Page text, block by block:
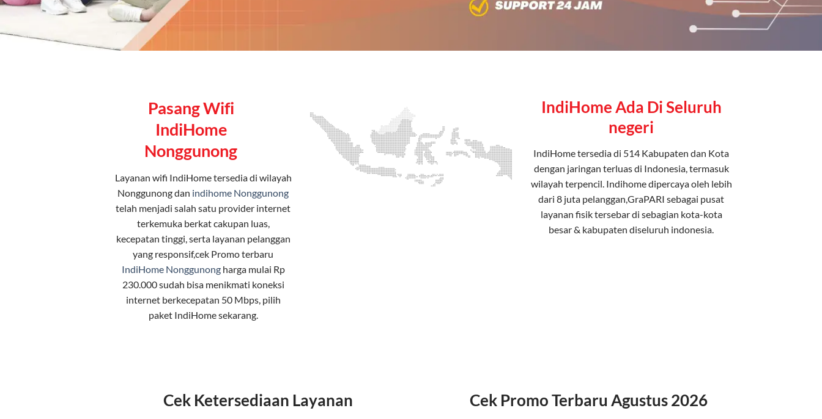
Pasang Wifi
IndiHome
Nonggunong
Layanan wifi IndiHometersedia di wilayah
Nonggunong dan indihome Nonggunong
telah menjadi salah satu provider internet
terkemuka berkat cakupan luas,
kecepatan tinggi, serta layanan pelanggan
yang responsif,cek Promo terbaru
IndiHome Nonggunongharga mulai Rp
230.000 sudah bisa menikmati koneksi
internet berkecepatan 50 Mbps, pilih
paket IndiHomesekarang.
IndiHome Ada Di Seluruh
negeri
IndiHome tersedia di 514 Kabupaten dan Kota
dengan jaringan terluas di Indonesia, termasuk
wilayah terpencil. Indihome dipercaya oleh lebih
dari 8 juta pelanggan,GraPARI sebagai pusat
layanan fisik tersebar di sebagian kota-kota
besar & kabupaten diseluruh indonesia.
Cek Ketersediaan Layanan Cek Promo Terbaru Agustus 2026